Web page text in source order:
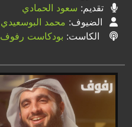
تقديم: سعود الحمادي
الضيوف: محمد البوسعيدي
الكاست: بودكاست رفوف